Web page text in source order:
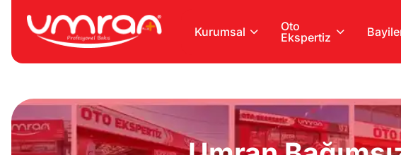
Kurumsal
Oto
Ekspertiz